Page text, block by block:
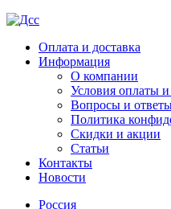
Оплата и доставка
Информация
О компании
Условия оплаты и
Вопросы и
Политика
Скидки и акции
Статьи
Контакты
Новости
Россия